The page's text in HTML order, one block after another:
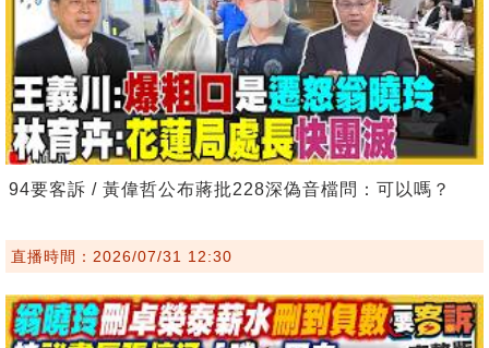
94要客訴 / 黃偉哲公布蔣批228深偽音檔問：可以嗎？
直播時間：2026/07/31 12:30